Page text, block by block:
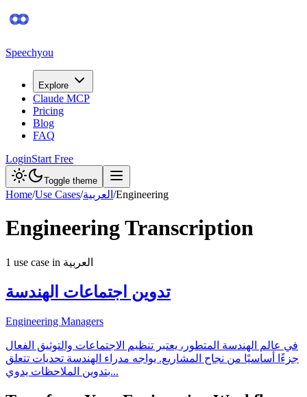
Speechyou
Explore
Claude MCP
Pricing
Blog
FAQ
LoginStart Free
Toggle theme
Home/Use Cases/العربية /Engineering
EngineeringTranscription
1 use case in العربية
تدوين اجتماعات الهندسة
Engineering Managers
في عالم الهندسة المتطور، يعتبر تنظيم الاجتماعات والتوثيق الفعال
جزءًا أساسيًا من نجاح المشاريع. يواجه مدراء الهندسة تحديات تتعلق
بتدوين الملاحظات يدوي...